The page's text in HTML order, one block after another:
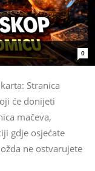
0
Stranica
će donijeti
mačeva,
gdje osjećate
ne ostvarujete